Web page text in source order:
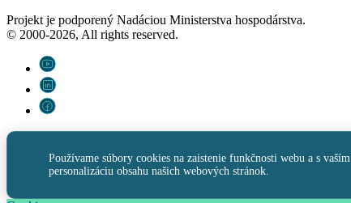
Projekt je podporený Nadáciou Ministerstva hospodárstva.
© 2000-2026, All rights reserved.
Používame súbory cookies na zaistenie funkčnosti webu a s
personalizáciu obsahu našich webových stránok.